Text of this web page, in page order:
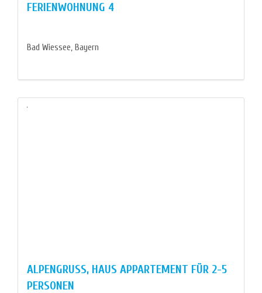
FERIENWOHNUNG 4
Bad Wiessee, Bayern
ALPENGRUSS, HAUS APPARTEMENT FÜR 2-5
PERSONEN